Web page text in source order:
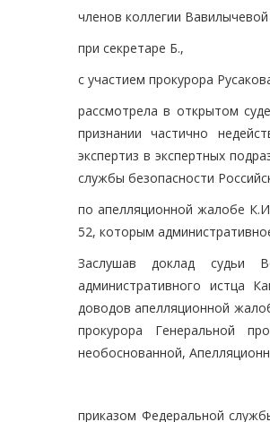
членов коллегии
при секретаре Б.,
с участием прокурора
рассмотрела в открытом
признании частично
экспертиз в экспертных
службы безопасности
по апелляционной жалобе
52, которым
Заслушав доклад судьи
административного истца
доводов апелляционной
прокурора Генеральной
необоснованной,
приказом Федеральной